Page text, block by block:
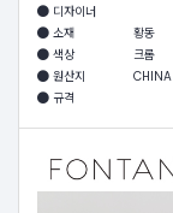
디자이너
소재
황동
색상
크롬
원산지
CHINA
규격